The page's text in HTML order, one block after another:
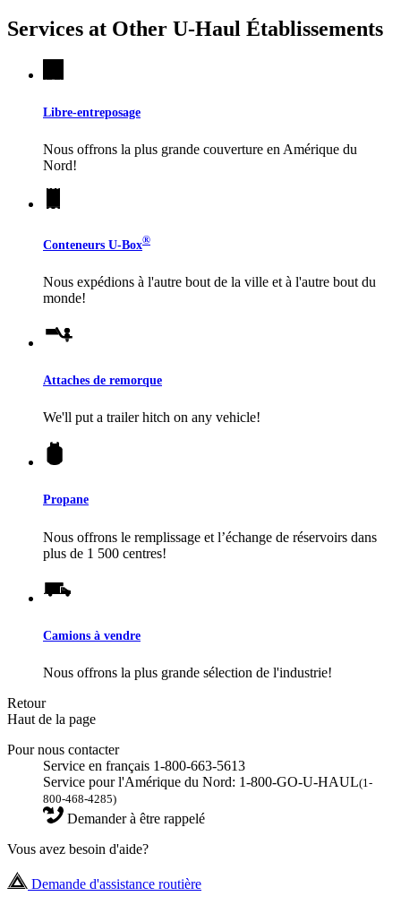
Services at Other U-Haul Établissements
Libre-entreposage
Nous offrons la plus grande couverture en Amérique du
Nord!
Conteneurs U-Box®
Nous expédions à l'autre bout de la ville et à l'autre bout du
monde!
Attaches de remorque
We'll put a trailer hitch on any vehicle!
Propane
Nous offrons le remplissage et l’échange de réservoirs dans
plus de 1 500 centres!
Camions à vendre
Nous offrons la plus grande sélection de l'industrie!
Retour
Haut de la page
Pour nous contacter
Service en français 1-800-663-5613
Service pour l'Amérique du Nord: 1-800-GO-U-HAUL(1-
800-468-4285)
Demander à être rappelé
Vous avez besoin d'aide?
Demande d'assistance routière